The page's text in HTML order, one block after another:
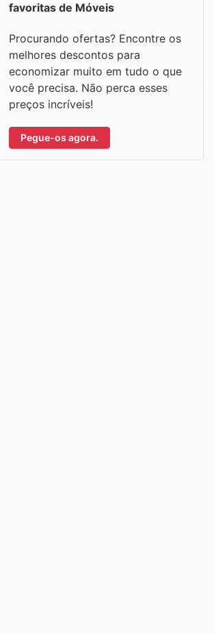
favoritas de Móveis
Procurando ofertas? Encontre os
melhores descontos para
economizar muito em tudo o que
você precisa. Não perca esses
preços incríveis!
Pegue-os agora.